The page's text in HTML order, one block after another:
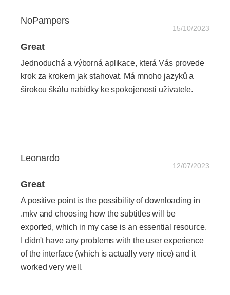
NoPampers
15/10/2023
Great
Jednoduchá a výborná aplikace, která Vás provede
krok za krokem jak stahovat. Má mnoho jazyků a
širokou škálu nabídky ke spokojenosti uživatele.
Leonardo
12/07/2023
Great
A positive point is the possibility of downloading in
.mkv and choosing how the subtitles will be
exported, which in my case is an essential resource.
I didn't have any problems with the user experience
of the interface (which is actually very nice) and it
worked very well.